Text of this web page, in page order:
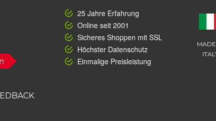
25 Jahre Erfahrung
Online seit 2001
Sicheres Shoppen mit SSL
Höchster Datenschutz
Einmalige Preisleistung